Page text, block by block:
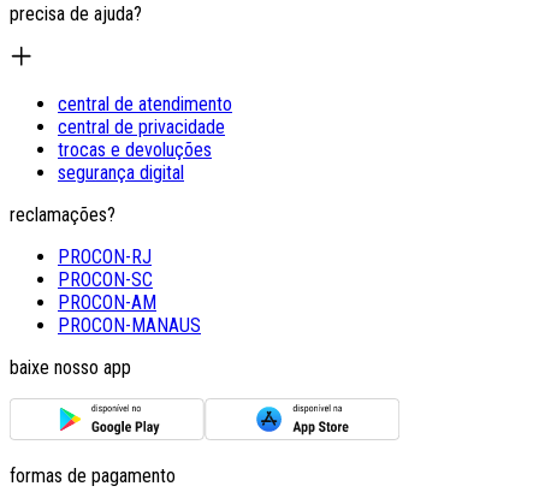
precisa de ajuda?
central de atendimento
central de privacidade
trocas e devoluções
segurança digital
reclamações?
PROCON-RJ
PROCON-SC
PROCON-AM
PROCON-MANAUS
baixe nosso app
formas de pagamento